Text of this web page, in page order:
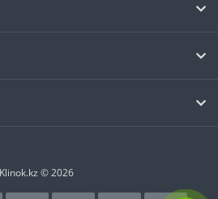
Klinok.kz © 2026